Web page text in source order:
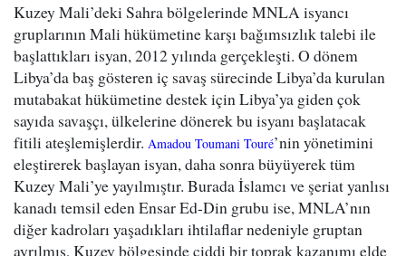
Kuzey Mali’deki Sahra bölgelerinde MNLA isyancı
gruplarının Mali hükümetine karşı bağımsızlık talebi ile
başlattıkları isyan, 2012 yılında gerçekleşti. O dönem
Libya’da baş gösteren iç savaş sürecinde Libya’da kurulan
mutabakat hükümetine destek için Libya’ya giden çok
sayıda savaşçı, ülkelerine dönerek bu isyanı başlatacak
fitili ateşlemişlerdir. Amadou Toumani Touré’nin yönetimini
eleştirerek başlayan isyan, daha sonra büyüyerek tüm
Kuzey Mali’ye yayılmıştır. Burada İslamcı ve şeriat yanlısı
kanadı temsil eden Ensar Ed-Din grubu ise, MNLA’nın
diğer kadroları yaşadıkları ihtilaflar nedeniyle gruptan
ayrılmış, Kuzey bölgesinde ciddi bir toprak kazanımı elde